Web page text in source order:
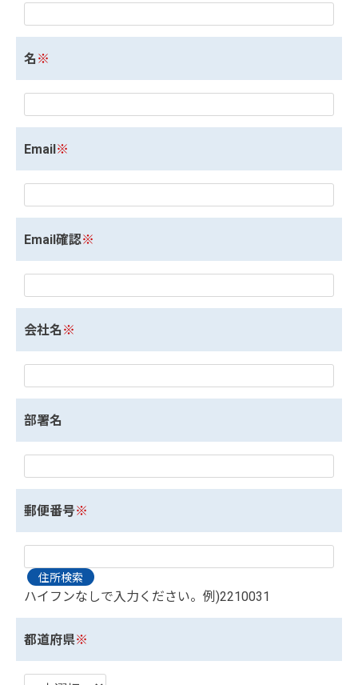
名 ※
Email※
Email確認※
会社名 ※
部署名
郵便番号※
ハイフンなしで入力ください。例)2210031
都道府県※